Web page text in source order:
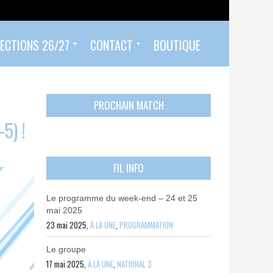
26/27 CONTACT BOUTIQUE
!
PROCHAIN MATCH
FIL INFO
Le programme du week-end – 24 et 25
mai 2025
23 mai 2025,À LA UNE,PROGRAMMATION
Le groupe
17 mai 2025,À LA UNE,NATIONAL 3